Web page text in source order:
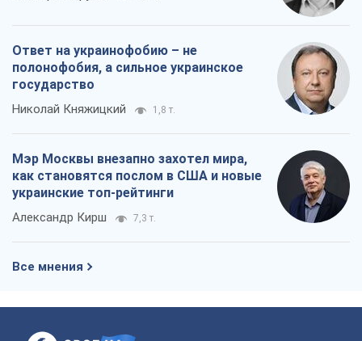
Ответ на украинофобию – не
полонофобия, а сильное украинское
государство
Николай Княжицкий 1,8 т.
Мэр Москвы внезапно захотел мира,
как становятся послом в США и новые
украинские топ-рейтинги
Александр Кирш 7,3 т.
Все мнения